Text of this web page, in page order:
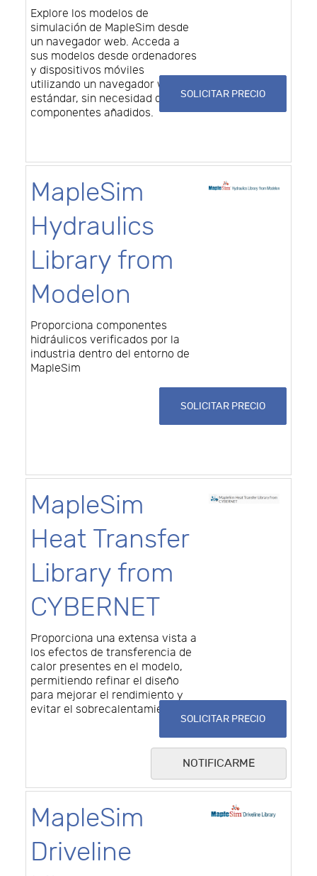
Explore los modelos de
simulación de MapleSim desde
un navegador web. Acceda a
sus modelos desde ordenadores
y dispositivos móviles
utilizando un navegador web
estándar, sin necesidad de
componentes añadidos.
SOLICITAR PRECIO
MapleSim
Hydraulics
Library from
Modelon
Proporciona componentes
hidráulicos verificados por la
industria dentro del entorno de
MapleSim
SOLICITAR PRECIO
MapleSim
Heat Transfer
Library from
CYBERNET
Proporciona una extensa vista a
los efectos de transferencia de
calor presentes en el modelo,
permitiendo refinar el diseño
para mejorar el rendimiento y
evitar el sobrecalentamiento.
SOLICITAR PRECIO
NOTIFICARME
MapleSim
Driveline